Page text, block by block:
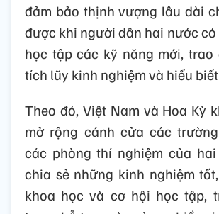
đảm bảo thịnh vượng lâu dài
được khi người dân hai nước
học tập các kỹ năng mới,
tích lũy kinh nghiệm và hiểu
Theo đó, Việt Nam và Hoa Kỳ
mở rộng cánh cửa các
các phòng thí nghiệm của
chia sẻ những kinh nghiệm
khoa học và cơ hội học tập,